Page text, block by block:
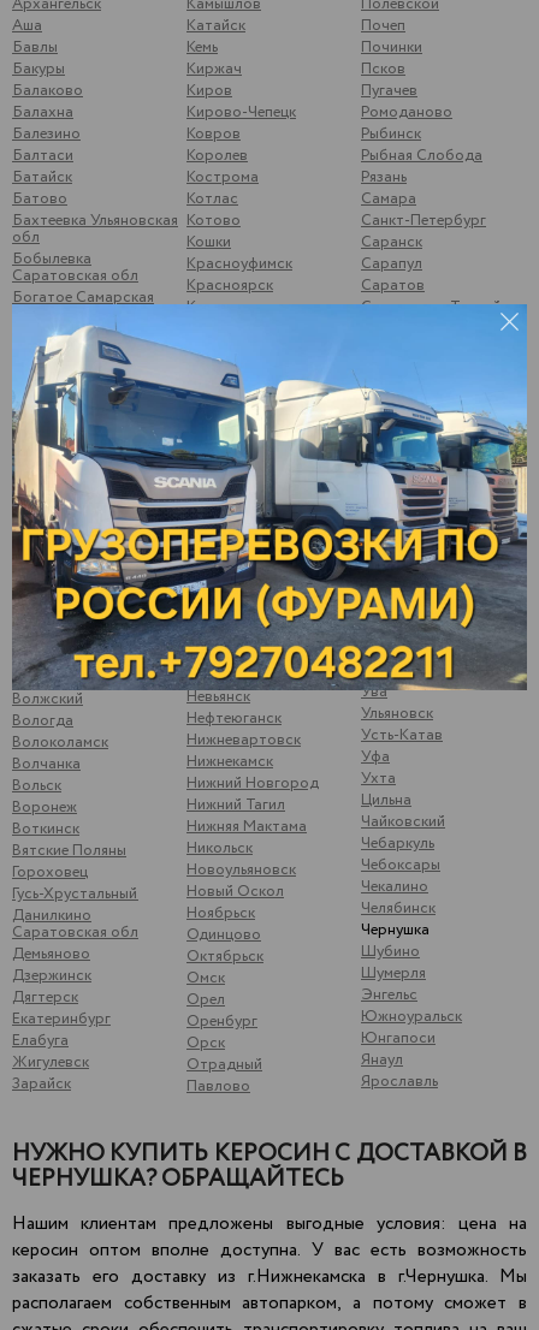
Аша
Бавлы
Бакуры
Балаково
Балахна
Балезино
Балтаси
Батайск
Батово
Бахтеевка Ульяновская
обл
Бобылевка
Саратовская обл
Богатое Самарская
Боковой Майдан
Болгары
Большой Солтан
Бор, Нижегородская
обл
Брыковка
Брянск
Бугульма
Бузулук
Буинск
Варна
Верхние Татышлы
Верхняя Мактама
Верхошижемье
Владимир
Волгоград
Волжск
Волжский
Вологда
Волоколамск
Волчанка
Вольск
Воронеж
Воткинск
Вятские Поляны
Гороховец
Гусь-Хрустальный
Данилкино
Саратовская обл
Демьяново
Дзержинск
Дягтерск
Екатеринбург
Елабуга
Жигулевск
Зарайск
Катайск
Кемь
Киржач
Киров
Кирово-Чепецк
Ковров
Королев
Кострома
Котлас
Котово
Кошки
Красноуфимск
Красноярск
Кстово
Курск
Кушумский Ершов
Ликино-Дулёво
Липецк
Лыткарино
Люберцы
Магнитогорск
Малая Вишера
Малая Пурга
Менделеевск
Можайск
Можга
Москва
Мулянка
Муром
Набережные Челны
Невьянск
Нефтеюганск
Нижневартовск
Нижнекамск
Нижний Новгород
Нижний Тагил
Нижняя Мактама
Никольск
Новоульяновск
Новый Оскол
Ноябрьск
Одинцово
Октябрьск
Омск
Орел
Оренбург
Орск
Отрадный
Павлово
Почеп
Починки
Псков
Пугачев
Ромоданово
Рыбинск
Рыбная Слобода
Рязань
Самара
Санкт-Петербург
Саранск
Сарапул
Саратов
Свердлово, Тоцкий р-
Смоленск
Соликамск
Старый Оскол
Стрижи
Суздаль
Сургут
Сызрань
Сыктывкар
Тамбов
Тверь
Темрюк
Тимашево
Тольятти
Ува
Ульяновск
Усть-Катав
Уфа
Ухта
Цильна
Чайковский
Чебаркуль
Чебоксары
Чекалино
Челябинск
Чернушка
Шубино
Шумерля
Энгельс
Южноуральск
Юнгапоси
Янаул
Ярославль
НУЖНО КУПИТЬ КЕРОСИН С ДОСТАВКОЙ В
ЧЕРНУШКА? ОБРАЩАЙТЕСЬ
Нашим клиентам предложены выгодные условия: цена на
керосин оптом вполне доступна. У вас есть возможность
заказать его доставку из г.Нижнекамска в г.Чернушка. Мы
располагаем собственным автопарком, а потому сможет в